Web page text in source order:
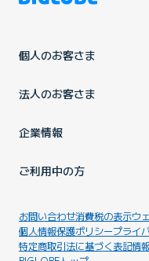
個人のお客さま
法人のお客さま
企業情報
ご利用中の方
お問い合わせ消費税の表示ウ
個人情報保護ポリシープライ
特定商取引法に基づく表記情